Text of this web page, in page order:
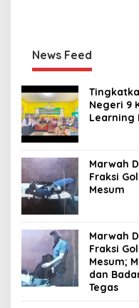
News Feed
Negeri 9
Learning
Marwah
Fraksi
Mesum
Marwah
Fraksi
Mesum;
dan
Tegas